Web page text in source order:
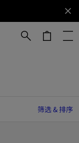
筛选 & 排序